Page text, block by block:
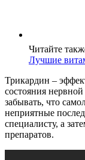
Читайте
Лучшие
Трикардин –
состояния
забывать, что
неприятные
специалисту, а
препаратов.